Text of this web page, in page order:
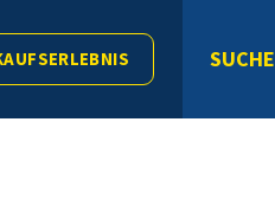
SUCHE